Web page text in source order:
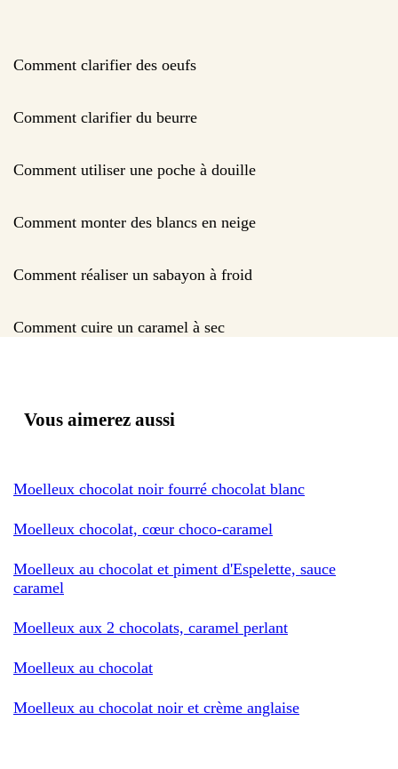
Comment clarifier des oeufs
Comment clarifier du beurre
Comment utiliser une poche à douille
Comment monter des blancs en neige
Comment réaliser un sabayon à froid
Comment cuire un caramel à sec
Vous aimerez aussi
Moelleux chocolat noir fourré chocolat blanc
Moelleux chocolat, cœur choco-caramel
Moelleux au chocolat et piment d'Espelette, sauce
caramel
Moelleux aux 2 chocolats, caramel perlant
Moelleux au chocolat
Moelleux au chocolat noir et crème anglaise